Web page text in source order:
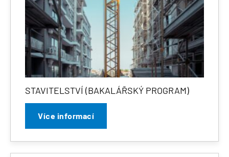
STAVITELSTVÍ (BAKALÁŘSKÝ PROGRAM)
Více informací